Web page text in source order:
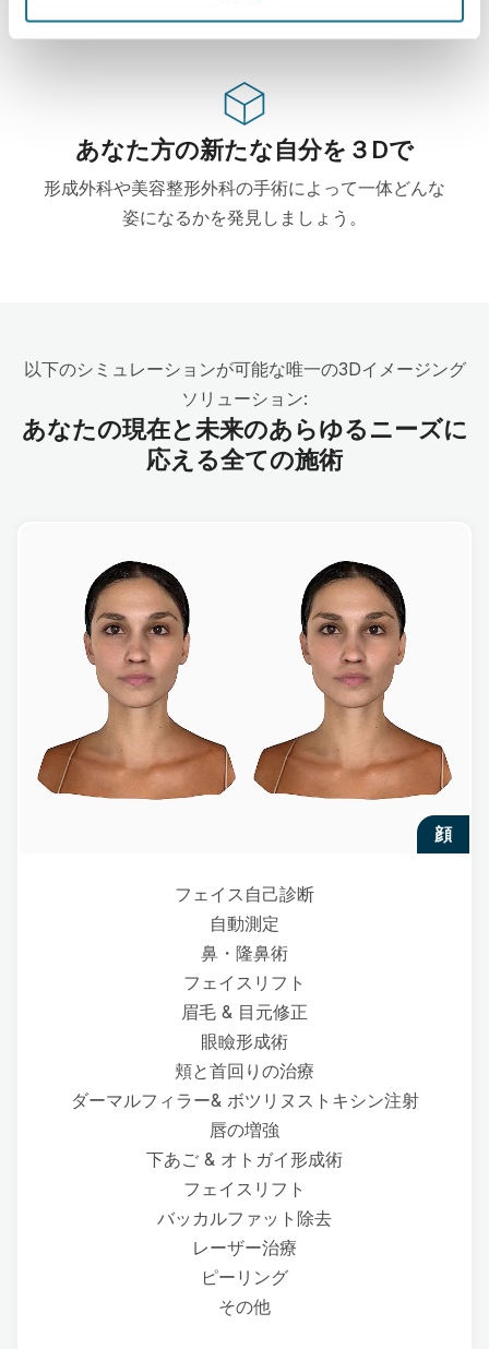
あなた方の新たな自分を３Dで
形成外科や美容整形外科の手術によって一体どんな
姿になるかを発見しましょう。
以下のシミュレーションが可能な唯一の3Dイメージング
ソリューション:
あなたの現在と未来のあらゆるニーズに
応える全ての施術
顔
フェイス自己診断
自動測定
鼻・隆鼻術
フェイスリフト
眉毛 & 目元修正
眼瞼形成術
頬と首回りの治療
ダーマルフィラー& ボツリヌストキシン注射
唇の増強
下あご & オトガイ形成術
フェイスリフト
バッカルファット除去
レーザー治療
ピーリング
その他